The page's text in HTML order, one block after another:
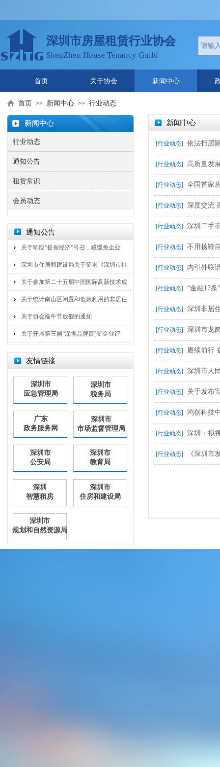
ShenZhen House Tenancy Guild
首页 关于协会 新闻中心
深圳市房屋租赁行业协会
首页 >> 新闻中心 >> 行业动态
新闻中心
广东
政务服务网
深圳市
市场监督管理局
通知公告
关于响应“提振经济”号召，减缓免企业
深圳市住房和建设局关于征求《深圳市社
关于参加第二十五届中国国际高新技术成
关于统计南山区闲置和低效利用的非居住
关于协会端午节放假的通知
关于开展第三届“深圳品牌百强”企业评
行业动态
通知公告
租赁常识
会员动态
友情链接
深圳市
税务局
深圳市
教育局
深圳市
应急管理局
深圳市
住房和建设局
深圳市
规划和自然资源局
深圳市
公安局
深圳
智慧租房
新闻中心
[行业动态] 依法扫黑
[行业动态] 高质量发
[行业动态] 全国首家
[行业动态] 深度交流
[行业动态] 深圳二手
[行业动态] 不用扬鞭
[行业动态] 内引外联
[行业动态] “金融17
[行业动态] 深圳非居
[行业动态] 深圳市龙
[行业动态] 赓续前行
[行业动态] 深圳市人
[行业动态] 关于发布
[行业动态] 鸿创科技
[行业动态] 深圳：拟
[行业动态] 《深圳市